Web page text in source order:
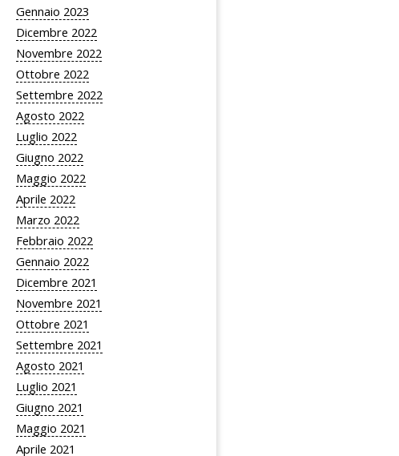
Gennaio 2023
Dicembre 2022
Novembre 2022
Ottobre 2022
Settembre 2022
Agosto 2022
Luglio 2022
Giugno 2022
Maggio 2022
Aprile 2022
Marzo 2022
Febbraio 2022
Gennaio 2022
Dicembre 2021
Novembre 2021
Ottobre 2021
Settembre 2021
Agosto 2021
Luglio 2021
Giugno 2021
Maggio 2021
Aprile 2021